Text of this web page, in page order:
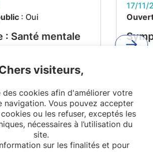
: Oui
: Santé mentale
17/11/
la
visiteurs,
des cookies afin d'améliorer votre
navigation. Vous pouvez accepter
ou les refuser, exceptés les
nécessaires à l’utilisation du
site.
sur les finalités et pour